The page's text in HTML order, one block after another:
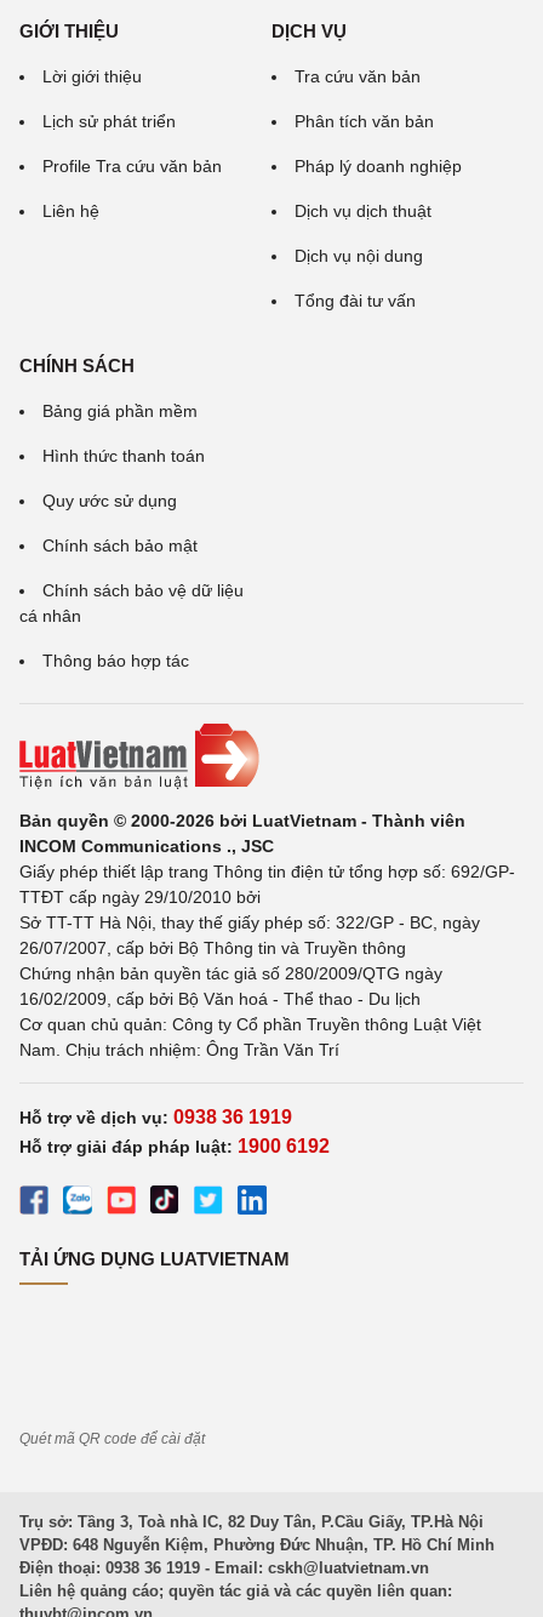
GIỚI THIỆU
Lời giới thiệu
Lịch sử phát triển
Profile Tra cứu văn bản
Liên hệ
DỊCH VỤ
Tra cứu văn bản
Phân tích văn bản
Pháp lý doanh nghiệp
Dịch vụ dịch thuật
Dịch vụ nội dung
Tổng đài tư vấn
CHÍNH SÁCH
Bảng giá phần mềm
Hình thức thanh toán
Quy ước sử dụng
Chính sách bảo mật
Chính sách bảo vệ dữ liệu
cá nhân
Thông báo hợp tác
Bản quyền © 2000-2026 bởi LuatVietnam - Thành viên
INCOM Communications ., JSC
Giấy phép thiết lập trang Thông tin điện tử tổng hợp số: 692/GP-
TTĐT cấp ngày 29/10/2010 bởi
Sở TT-TT Hà Nội, thay thế giấy phép số: 322/GP - BC, ngày
26/07/2007, cấp bởi Bộ Thông tin và Truyền thông
Chứng nhận bản quyền tác giả số 280/2009/QTG ngày
16/02/2009, cấp bởi Bộ Văn hoá - Thể thao - Du lịch
Cơ quan chủ quản: Công ty Cổ phần Truyền thông Luật Việt
Nam. Chịu trách nhiệm: Ông Trần Văn Trí
Hỗ trợ về dịch vụ: 0938 36 1919
Hỗ trợ giải đáp pháp luật: 1900 6192
TẢI ỨNG DỤNG LUATVIETNAM
Quét mã QR code để cài đặt
Trụ sở: Tầng 3, Toà nhà IC, 82 Duy Tân, P.Cầu Giấy, TP.Hà Nội
VPĐD: 648 Nguyễn Kiệm, Phường Đức Nhuận, TP. Hồ Chí Minh
Điện thoại: 0938 36 1919 - Email: cskh@luatvietnam.vn
Liên hệ quảng cáo; quyền tác giả và các quyền liên quan: